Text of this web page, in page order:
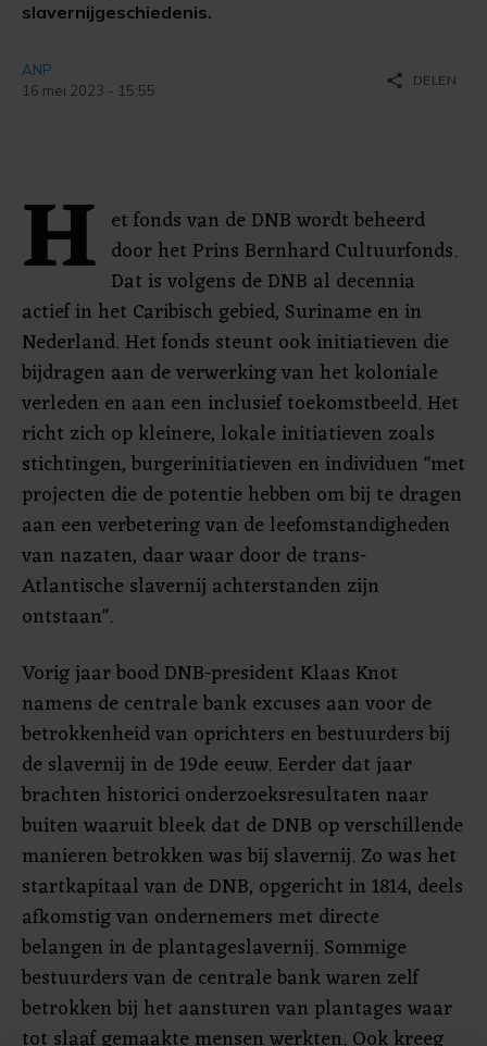
slavernijgeschiedenis.
ANP
16 mei 2023 - 15:55
share DELEN
H et fonds van de DNB wordt beheerd
door het Prins Bernhard Cultuurfonds.
Dat is volgens de DNB al decennia
actief in het Caribisch gebied, Suriname en in
Nederland. Het fonds steunt ook initiatieven die
bijdragen aan de verwerking van het koloniale
verleden en aan een inclusief toekomstbeeld. Het
richt zich op kleinere, lokale initiatieven zoals
stichtingen, burgerinitiatieven en individuen "met
projecten die de potentie hebben om bij te dragen
aan een verbetering van de leefomstandigheden
van nazaten, daar waar door de trans-
Atlantische slavernij achterstanden zijn
ontstaan".
Vorig jaar bood DNB-president Klaas Knot
namens de centrale bank excuses aan voor de
betrokkenheid van oprichters en bestuurders bij
de slavernij in de 19de eeuw. Eerder dat jaar
brachten historici onderzoeksresultaten naar
buiten waaruit bleek dat de DNB op verschillende
manieren betrokken was bij slavernij. Zo was het
startkapitaal van de DNB, opgericht in 1814, deels
afkomstig van ondernemers met directe
belangen in de plantageslavernij. Sommige
bestuurders van de centrale bank waren zelf
betrokken bij het aansturen van plantages waar